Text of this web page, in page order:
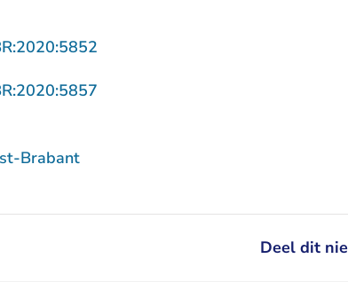
Brabant
Deel dit